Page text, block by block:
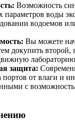
Возможность
параметров воды
водоемов
Вы можете
докупить второй,
защита:
портов от влаги и
с